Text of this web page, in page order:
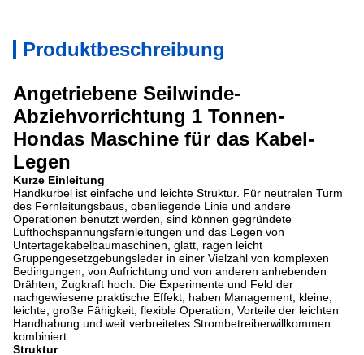
Produktbeschreibung
Angetriebene Seilwinde-
Abziehvorrichtung 1 Tonnen-
Hondas Maschine für das Kabel-
Legen
Kurze Einleitung
Handkurbel ist einfache und leichte Struktur. Für neutralen Turm
des Fernleitungsbaus, obenliegende Linie und andere
Operationen benutzt werden, sind können gegründete
Lufthochspannungsfernleitungen und das Legen von
Untertagekabelbaumaschinen, glatt, ragen leicht
Gruppengesetzgebungsleder in einer Vielzahl von komplexen
Bedingungen, von Aufrichtung und von anderen anhebenden
Drähten, Zugkraft hoch. Die Experimente und Feld der
nachgewiesene praktische Effekt, haben Management, kleine,
leichte, große Fähigkeit, flexible Operation, Vorteile der leichten
Handhabung und weit verbreitetes Strombetreiberwillkommen
kombiniert.
Struktur